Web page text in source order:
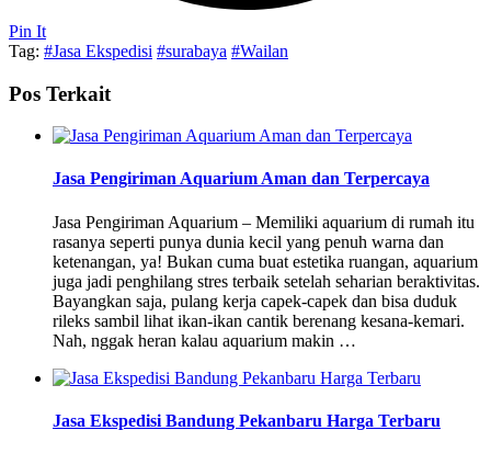
Pin It
Tag: #Jasa Ekspedisi #surabaya #Wailan
Pos Terkait
Jasa Pengiriman Aquarium Aman dan Terpercaya
Jasa Pengiriman Aquarium – Memiliki aquarium di rumah itu
rasanya seperti punya dunia kecil yang penuh warna dan
ketenangan, ya! Bukan cuma buat estetika ruangan, aquarium
juga jadi penghilang stres terbaik setelah seharian beraktivitas.
Bayangkan saja, pulang kerja capek-capek dan bisa duduk
rileks sambil lihat ikan-ikan cantik berenang kesana-kemari.
Nah, nggak heran kalau aquarium makin …
Jasa Ekspedisi Bandung Pekanbaru Harga Terbaru